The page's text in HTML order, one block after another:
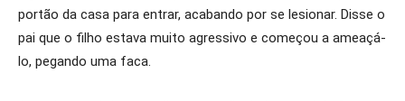
portão da casa para entrar, acabando por se lesionar. Disse o
pai que o filho estava muito agressivo e começou a ameaçá-
lo, pegando uma faca.